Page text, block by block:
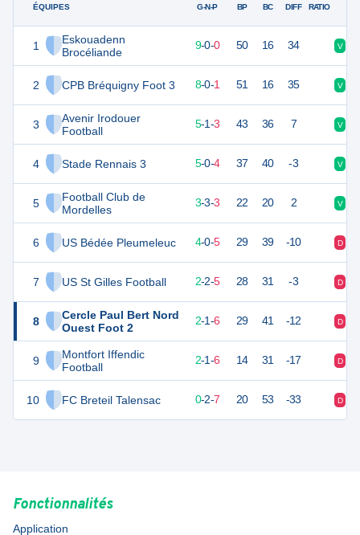
ÉQUIPES
1
Eskouadenn
Brocéliande
2 CPB Bréquigny Foot 3
3
Avenir Irodouer
Football
4 Stade Rennais 3
5
Football Club de
Mordelles
6 US Bédée Pleumeleuc
7 US St Gilles Football
8
Cercle Paul Bert Nord
Ouest Foot 2
9
Montfort Iffendic
Football
10 FC Breteil Talensac
G-N-P BP BC DIFF RATIO
9-0-0 50 16 34 V
24 9 8-0-1 51 16 35 V
5-1-3 43 36 7 V
15 5-0-4 37 40 -3 V
12 3-3-3 22 20 2 V
12 9 4-0-5 29 39 -10 D
8 2-2-5 28 31 -3 D
7 9 2-1-6 29 41 -12 D
7 2-1-6 14 31 -17 D
2 0-2-7 20 53 -33 D
Fonctionnalités
Application